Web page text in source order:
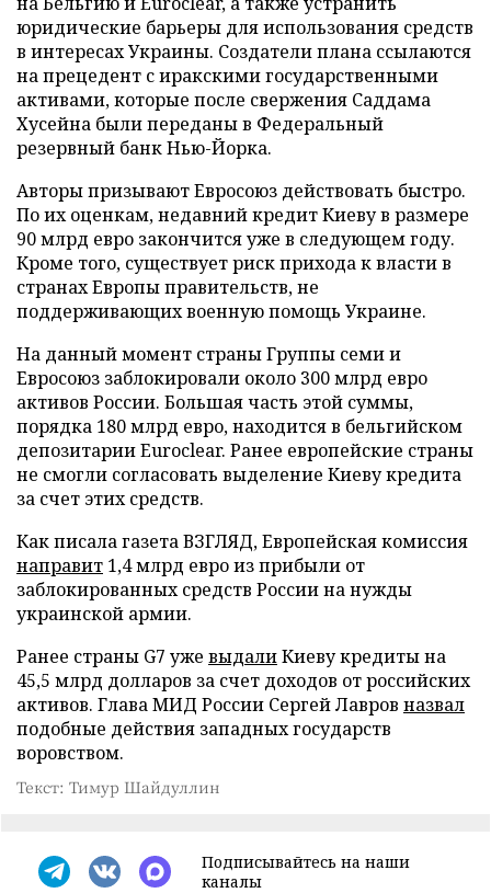
юридические барьеры для использования средств
в интересах Украины. Создатели плана ссылаются
на прецедент с иракскими государственными
активами, которые после свержения Саддама
Хусейна были переданы в Федеральный
резервный банк Нью-Йорка.
Авторы призывают Евросоюз действовать быстро.
По их оценкам, недавний кредит Киеву в размере
90 млрд евро закончится уже в следующем году.
Кроме того, существует риск прихода к власти в
странах Европы правительств, не
поддерживающих военную помощь Украине.
На данный момент страны Группы семи и
Евросоюз заблокировали около 300 млрд евро
активов России. Большая часть этой суммы,
порядка 180 млрд евро, находится в бельгийском
депозитарии Euroclear. Ранее европейские страны
не смогли согласовать выделение Киеву кредита
за счет этих средств.
Как писала газета ВЗГЛЯД, Европейская комиссия
направит 1,4 млрд евро из прибыли от
заблокированных средств России на нужды
украинской армии.
Ранее страны G7 уже выдалиКиеву кредиты на
45,5 млрд долларов за счет доходов от российских
активов. Глава МИД России Сергей Лавров назвал
подобные действия западных государств
воровством.
Текст: Тимур Шайдуллин
Подписывайтесь на наши
каналы